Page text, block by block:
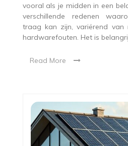
vooral als je midden in een
verschillende redenen
traag kan zijn, variërend van
hardwarefouten. Het is
Read More